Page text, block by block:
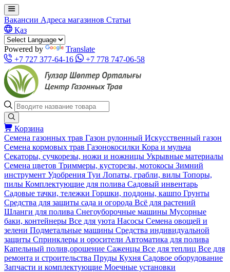
Вакансии Адреса магазинов Статьи
Қаз
Powered by
Translate
+7 727 377-64-16
+7 778 747-06-58
Корзина
Семена газонных трав Газон рулонный Искусственный газон
Семена кормовых трав Газонокосилки Кора и мульча
Секаторы, сучкорезы, ножи и ножницы Укрывные материалы
Семена цветов Триммеры, кусторезы, мотокосы Зимний
инструмент Удобрения Туи Лопаты, грабли, вилы Топоры,
пилы Комплектующие для полива Садовый инвентарь
Садовые тачки, тележки Горшки, поддоны, кашпо Грунты
Средства для защиты сада и огорода Всё для растений
Шланги для полива Снегоуборочные машины Мусорные
баки, контейнеры Все для уюта Насосы Семена овощей и
зелени Подметальные машины Средства индивидуальной
защиты Спринклеры и оросители Автоматика для полива
Капельный полив,орошение Саженцы Все для теплиц Все для
ремонта и строительства Пруды Кухня Садовое оборудование
Запчасти и комплектующие Моечные установки